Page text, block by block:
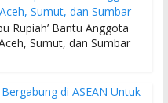
Rupiah’ Bantu Anggota
Sumut, dan Sumbar